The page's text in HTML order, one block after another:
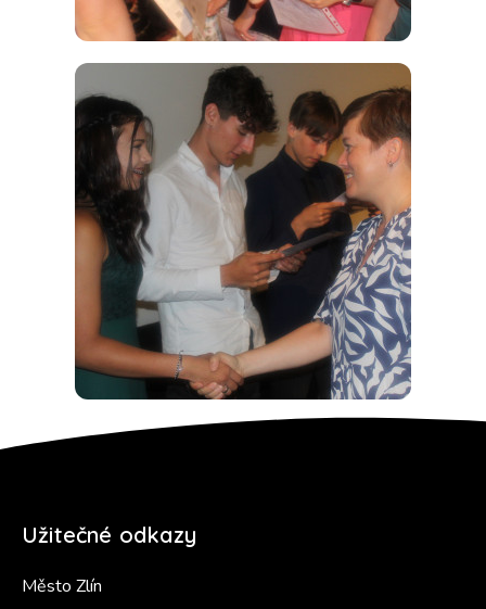
Užitečné odkazy
Město Zlín